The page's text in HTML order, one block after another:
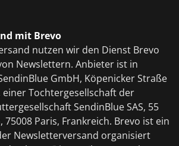
mit Brevo
nutzen wir den Dienst Brevo
Newslettern. Anbieter ist in
GmbH, Köpenicker Straße
einer Tochtergesellschaft der
SendinBlue SAS, 55
75008 Paris, Frankreich. Brevo ist ein
Newsletterversand organisiert